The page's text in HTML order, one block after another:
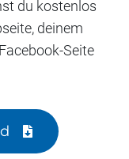
du kostenlos
deinem
Seite